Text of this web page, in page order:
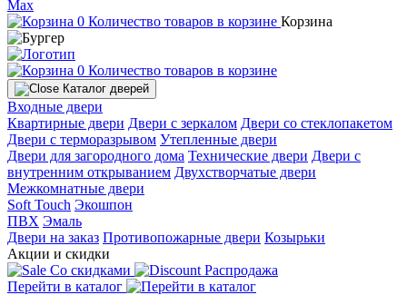
Max
0 Количество товаров в корзине Корзина
0 Количество товаров в корзине
Каталог дверей
Входные двери
Квартирные двери Двери с зеркалом Двери со стеклопакетом
Двери с терморазрывом Утепленные двери
Двери для загородного дома Технические двери Двери с
внутренним открыванием Двухстворчатые двери
Межкомнатные двери
Soft Touch Экошпон
ПВХ Эмаль
Двери на заказ Противопожарные двери Козырьки
Акции и скидки
Со скидками
Распродажа
Перейти в каталог